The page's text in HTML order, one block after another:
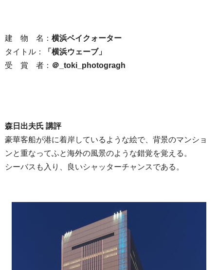
建 物 名： 横浜ベイクォーター
タイトル：
「横浜ウェーブ」
受 賞 者： ＠_toki_photogragh
森日出夫氏 講評
豪華客船が港に着岸しているような絵で、背景のマンショ
ンと重なってふと海外の風景のような錯覚を覚える。
シーバスも入り、良いシャッターチャンスである。